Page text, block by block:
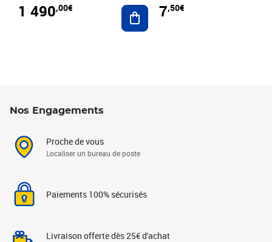
1 490,00€ Ajouter au panier
7,50€
Nos Engagements
Proche de vous
Localiser un bureau de poste
Paiements 100% sécurisés
Livraison offerte dès 25€ d'achat